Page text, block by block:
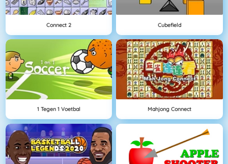
Connect 2 Cubefield
1 Tegen 1 Voetbal Mahjong Connect